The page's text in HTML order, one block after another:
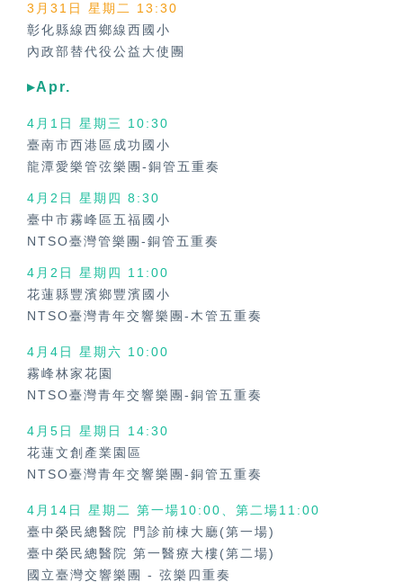
3月31日 星期二 13:30
彰化縣線西鄉線西國小
內政部替代役公益大使團
▸Apr.
4月1日 星期三 10:30
臺南市西港區成功國小
龍潭愛樂管弦樂團-銅管五重奏
4月2日 星期四 8:30
臺中市霧峰區五福國小
NTSO臺灣管樂團-銅管五重奏
4月2日 星期四
11:00
花蓮縣豐濱鄉豐濱國小
NTSO臺灣青年交響樂團-木管五重奏
4月4日 星期六 10:00
霧峰林家花園
NTSO臺灣青年交響樂團-銅管五重奏
4月5日 星期日
14:30
花蓮文創產業園區
NTSO臺灣青年交響樂團-銅管五重奏
4月14日 星期二 第一場10:00、第二場11:00
臺中榮民總醫院 門診前棟大廳(第一場)
臺中榮民總醫院 第一醫療大樓(第二場)
國立臺灣交響樂團 - 弦樂四重奏